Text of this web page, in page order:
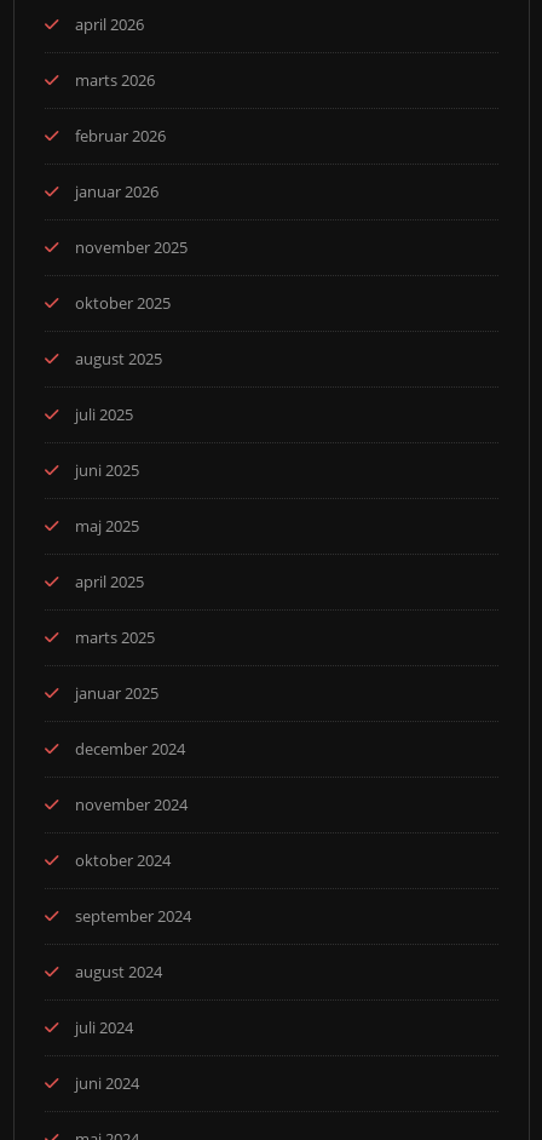
april 2026
marts 2026
februar 2026
januar 2026
november 2025
oktober 2025
august 2025
juli 2025
juni 2025
maj 2025
april 2025
marts 2025
januar 2025
december 2024
november 2024
oktober 2024
september 2024
august 2024
juli 2024
juni 2024